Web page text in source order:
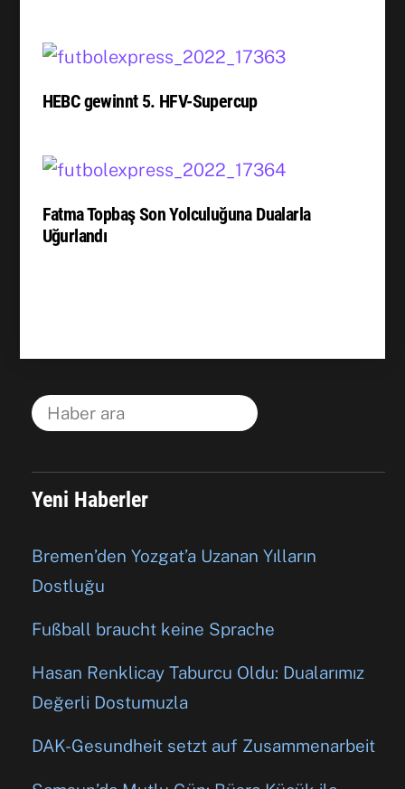
HEBC gewinnt 5. HFV-Supercup
Fatma Topbaş Son Yolculuğuna Dualarla
Uğurlandı
Yeni Haberler
Bremen’den Yozgat’a Uzanan Yılların
Dostluğu
Fußball braucht keine Sprache
Hasan Renklicay Taburcu Oldu: Dualarımız
Değerli Dostumuzla
DAK-Gesundheit setzt auf Zusammenarbeit